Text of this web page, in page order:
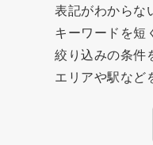
表記がわからな
キーワードを短
絞り込みの条件
エリアや駅など